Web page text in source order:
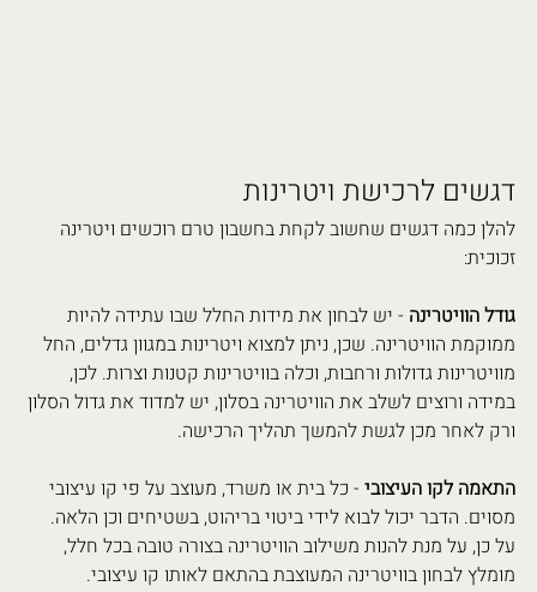
דגשים לרכישת ויטרינות
להלן כמה דגשים שחשוב לקחת בחשבון טרם רוכשים ויטרינה
זכוכית:
גודל הוויטרינה - יש לבחון את מידות החלל שבו עתידה להיות
ממוקמת הוויטרינה. שכן, ניתן למצוא ויטרינות במגוון גדלים, החל
מוויטרינות גדולות ורחבות, וכלה בוויטרינות קטנות וצרות. לכן,
במידה ורוצים לשלב את הוויטרינה בסלון, יש למדוד את גדול הסלון
ורק לאחר מכן לגשת להמשך תהליך הרכישה.
התאמה לקו העיצובי - כל בית או משרד, מעוצב על פי קו עיצובי
מסוים. הדבר יכול לבוא לידי ביטוי בריהוט, בשטיחים וכן הלאה.
על כן, על מנת להנות משילוב הוויטרינה בצורה טובה בכל חלל,
מומלץ לבחון בוויטרינה המעוצבת בהתאם לאותו קו עיצובי.